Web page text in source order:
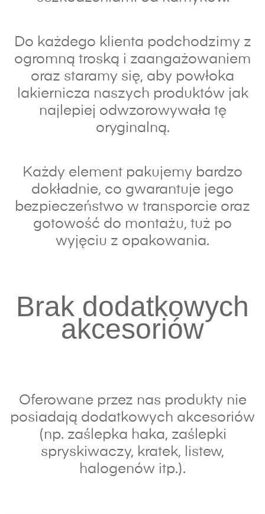
Do każdego klienta podchodzimy z
ogromną troską i zaangażowaniem
oraz staramy się, aby powłoka
lakiernicza naszych produktów jak
najlepiej odwzorowywała tę
oryginalną.
Każdy element pakujemy bardzo
dokładnie, co gwarantuje jego
bezpieczeństwo w transporcie oraz
gotowość do montażu, tuż po
wyjęciu z opakowania.
Brak dodatkowych
akcesoriów
Oferowane przez nas produkty nie
posiadają dodatkowych akcesoriów
(np. zaślepka haka, zaślepki
spryskiwaczy, kratek, listew,
halogenów itp.).